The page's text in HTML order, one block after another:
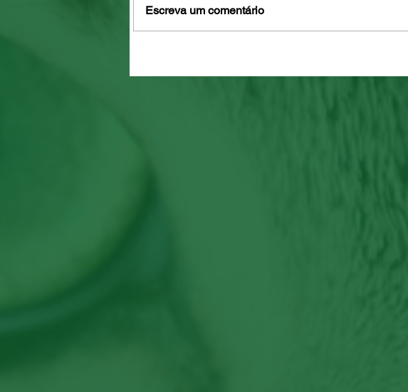
adota filhote que não era seu – o
Escreva um comentário